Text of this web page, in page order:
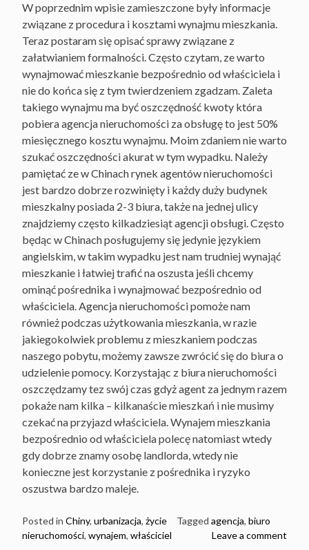
W poprzednim wpisie zamieszczone były informacje
związane z procedura i kosztami wynajmu mieszkania.
Teraz postaram się opisać sprawy związane z
załatwianiem formalności. Często czytam, ze warto
wynajmować mieszkanie bezpośrednio od właściciela i
nie do końca się z tym twierdzeniem zgadzam. Zaleta
takiego wynajmu ma być oszczędność kwoty która
pobiera agencja nieruchomości za obsługę to jest 50%
miesięcznego kosztu wynajmu. Moim zdaniem nie warto
szukać oszczędności akurat w tym wypadku. Należy
pamiętać ze w Chinach rynek agentów nieruchomości
jest bardzo dobrze rozwinięty i każdy duży budynek
mieszkalny posiada 2-3 biura, także na jednej ulicy
znajdziemy często kilkadziesiąt agencji obsługi. Często
będąc w Chinach posługujemy się jedynie językiem
angielskim, w takim wypadku jest nam trudniej wynająć
mieszkanie i łatwiej trafić na oszusta jeśli chcemy
ominąć pośrednika i wynajmować bezpośrednio od
właściciela. Agencja nieruchomości pomoże nam
również podczas użytkowania mieszkania, w razie
jakiegokolwiek problemu z mieszkaniem podczas
naszego pobytu, możemy zawsze zwrócić się do biura o
udzielenie pomocy. Korzystając z biura nieruchomości
oszczędzamy tez swój czas gdyż agent za jednym razem
pokaże nam kilka – kilkanaście mieszkań i nie musimy
czekać na przyjazd właściciela. Wynajem mieszkania
bezpośrednio od właściciela polecę natomiast wtedy
gdy dobrze znamy osobę landlorda, wtedy nie
konieczne jest korzystanie z pośrednika i ryzyko
oszustwa bardzo maleje.
Posted in Chiny, urbanizacja, życie Tagged agencja, biuro
nieruchomości, wynajem, właściciel Leave a comment